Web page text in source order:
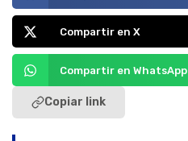
Compartir en X
Compartir en WhatsApp
Copiar link